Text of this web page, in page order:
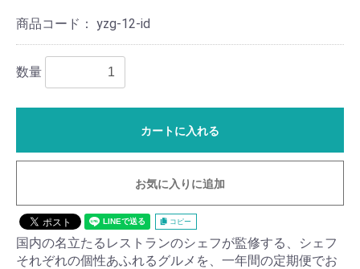
商品コード： yzg-12-id
数量
カートに入れる
お気に入りに追加
コピー
国内の名立たるレストランのシェフが監修する、シェフ
それぞれの個性あふれるグルメを、一年間の定期便でお